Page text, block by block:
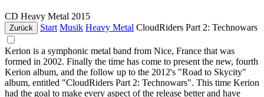
CD Heavy Metal 2015
Zurück Start Musik Heavy Metal CloudRiders Part 2: Technowars
Kerion is a symphonic metal band from Nice, France that was
formed in 2002. Finally the time has come to present the new, fourth
Kerion album, and the follow up to the 2012's "Road to Skycity"
album, entitled "CloudRiders Part 2: Technowars". This time Kerion
had the goal to make every aspect of the release better and have